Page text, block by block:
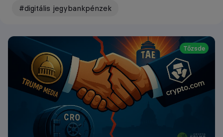
#digitális jegybankpénzek
Tőzsde